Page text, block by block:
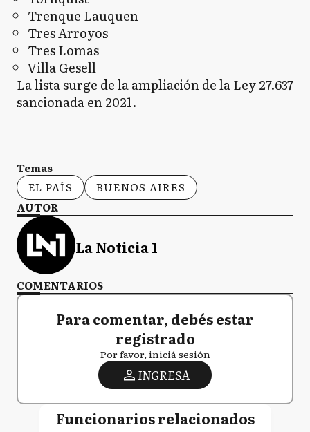
Trenque Lauquen
Tres Arroyos
Tres Lomas
Villa Gesell
La lista surge de la ampliación de la Ley 27.637
sancionada en 2021.
Temas
EL PAÍS
BUENOS AIRES
AUTOR
La Noticia 1
COMENTARIOS
Para comentar, debés estar
registrado
Por favor, iniciá sesión
INGRESA
Funcionarios relacionados